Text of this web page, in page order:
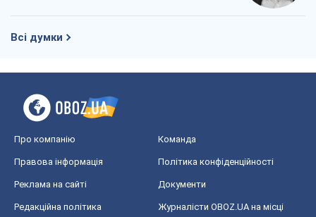
Всі думки
Про компанію Команда
Правова інформація Політика конфіденційності
Реклама на сайті Документи
Редакційна політика
Журналісти OBOZ.UA на місці